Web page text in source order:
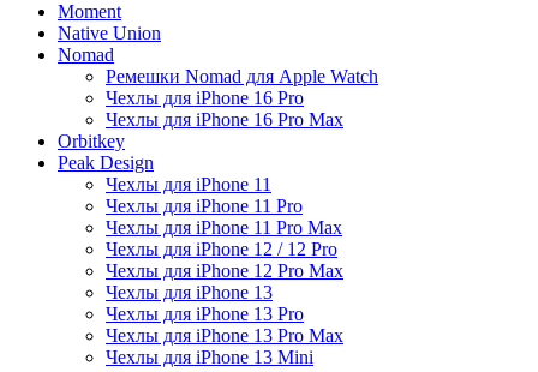
Moment
Native Union
Nomad
Ремешки Nomad для Apple Watch
Чехлы для iPhone 16 Pro
Чехлы для iPhone 16 Pro Max
Orbitkey
Peak Design
Чехлы для iPhone 11
Чехлы для iPhone 11 Pro
Чехлы для iPhone 11 Pro Max
Чехлы для iPhone 12 / 12 Pro
Чехлы для iPhone 12 Pro Max
Чехлы для iPhone 13
Чехлы для iPhone 13 Pro
Чехлы для iPhone 13 Pro Max
Чехлы для iPhone 13 Mini